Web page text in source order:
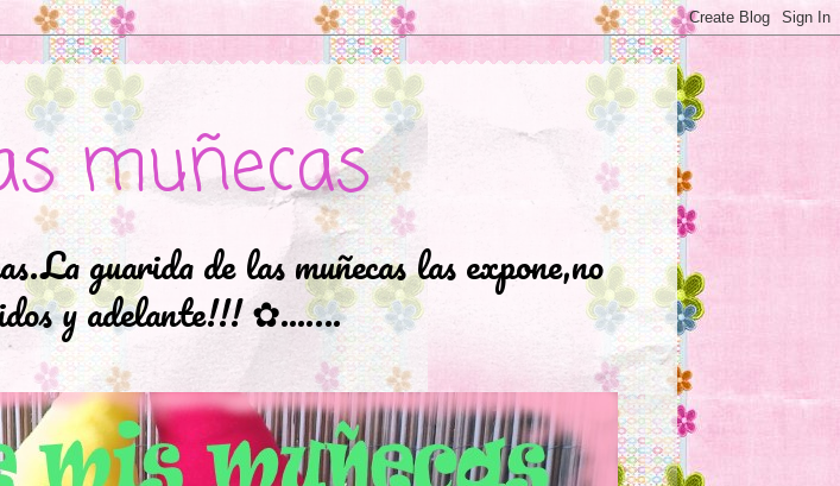
muñecas
guarida de las muñecas las expone,no
y adelante!!! ✿...….